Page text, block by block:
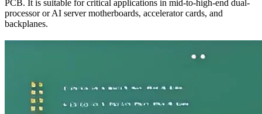
PCB. It is suitable for critical applications in mid-to-high-end dual-
processor or AI server motherboards, accelerator cards, and
backplanes.